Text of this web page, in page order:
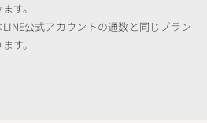
す。
公式アカウントの通数と同じプラン
す。